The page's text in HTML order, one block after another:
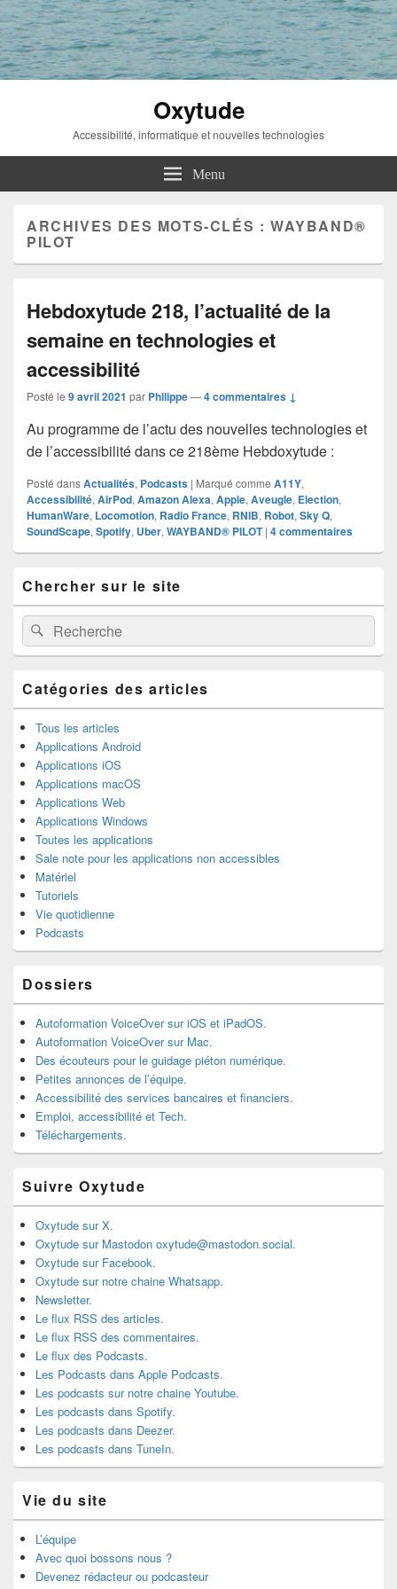
Oxytude
Accessibilité, informatique et nouvelles technologies
Menu
ARCHIVES DES MOTS-CLÉS :WAYBAND®
PILOT
Hebdoxytude 218, l’actualité de la
semaine en technologies et
accessibilité
Posté le 9 avril 2021 par Philippe—4 commentaires ↓
Au programme de l’actu des nouvelles technologies et
de l’accessibilité dans ce 218ème Hebdoxytude :
Posté dansActualités, Podcasts | Marqué comme A11Y,
Accessibilité, AirPod, Amazon Alexa, Apple, Aveugle, Election,
HumanWare, Locomotion, Radio France, RNIB, Robot, Sky Q,
SoundScape, Spotify, Uber, WAYBAND® PILOT | 4commentaires
principale
de
widget
pour
la
latérale
Chercher sur le site
Recherche :Rechercher
Catégories des articles
Tous les articles
Applications Android
Applications iOS
Applications macOS
Applications Web
Applications Windows
Toutes les applications
Sale note pour les applications non accessibles
Matériel
Tutoriels
Vie quotidienne
Podcasts
Dossiers
Autoformation VoiceOver sur iOS et iPadOS.
Autoformation VoiceOver sur Mac.
Des écouteurs pour le guidage piéton numérique.
Petites annonces de l’équipe.
Accessibilité des services bancaires et financiers.
Emploi, accessibilité et Tech.
Téléchargements.
Suivre Oxytude
Oxytude sur X.
Oxytude sur Mastodon oxytude@mastodon.social.
Oxytude sur Facebook.
Oxytude sur notre chaine Whatsapp.
Newsletter.
Le flux RSS des articles.
Le flux RSS des commentaires.
Le flux des Podcasts.
Les Podcasts dans Apple Podcasts.
Les podcasts sur notre chaine Youtube.
Les podcasts dans Spotify.
Les podcasts dans Deezer.
Les podcasts dans TuneIn.
Vie du site
L’équipe
Avec quoi bossons nous ?
Devenez rédacteur ou podcasteur